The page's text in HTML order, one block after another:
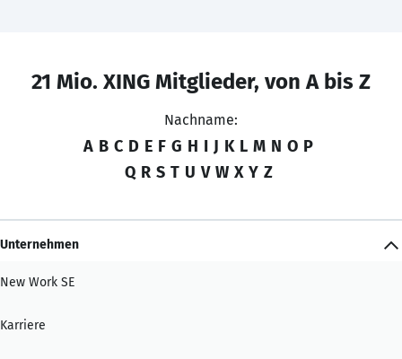
21 Mio. XING Mitglieder, von A bis Z
Nachname:
A B C D E F G H I J K L M N O P
Q R S T U V W X Y Z
Unternehmen
New Work SE
Karriere